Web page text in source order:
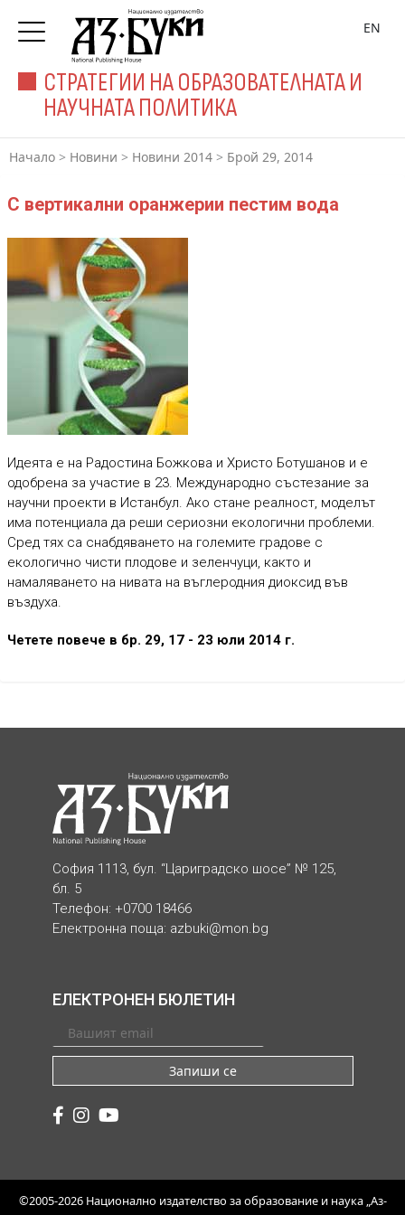
СТРАТЕГИИ НА ОБРАЗОВАТЕЛНАТА И
НАУЧНАТА ПОЛИТИКА
EN
Начало > Новини > Новини 2014 > Брой 29, 2014
С вертикални оранжерии пестим вода
Идеята е на Радостина Божкова и Христо Ботушанов и е
одобрена за участие в 23. Международно състезание за
научни проекти в Истанбул. Ако стане реалност, моделът
има потенциала да реши сериозни екологични проблеми.
Сред тях са снабдяването на големите градове с
екологично чисти плодове и зеленчуци, както и
намаляването на нивата на въглеродния диоксид във
въздуха.
Четете повече в бр. 29, 17 - 23 юли 2014 г.
София 1113, бул. “Цариградско шосе” № 125,
бл. 5
Телефон: +0700 18466
Електронна поща: azbuki@mon.bg
ЕЛЕКТРОНЕН БЮЛЕТИН
Запиши се
©2005-2026 Национално издателство за образование и наука „Аз-